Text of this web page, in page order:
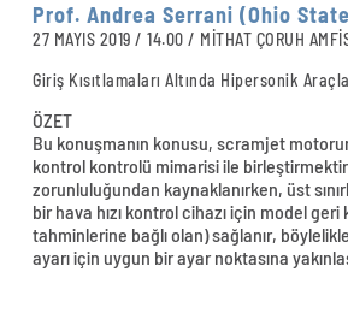
Prof. Andrea Serrani (Ohio
27 MAYIS 2019 / 14.00 / MİTHAT ÇORUH
Giriş Kısıtlamaları Altında Hipersonik
ÖZET
Bu konuşmanın konusu, scramjet
kontrol kontrolü mimarisi ile birleştirmektir.
zorunluluğundan kaynaklanırken, üst
bir hava hızı kontrol cihazı için model
tahminlerine bağlı olan) sağlanır,
ayarı için uygun bir ayar noktasına